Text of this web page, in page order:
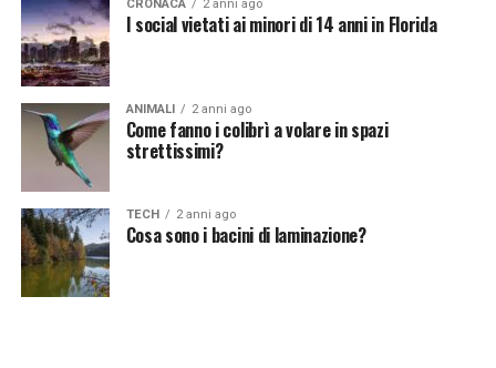
CRONACA 2 anni ago
I social vietati ai minori di 14 anni in Florida
ANIMALI 2 anni ago
Come fanno i colibrì a volare in spazi
strettissimi?
TECH 2 anni ago
Cosa sono i bacini di laminazione?